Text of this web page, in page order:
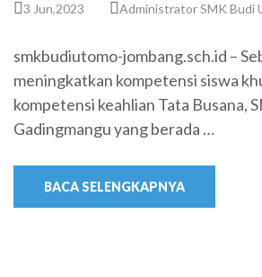
3 Jun,2023 Administrator SMK Budi
smkbudiutomo-jombang.sch.id –
meningkatkan kompetensi siswa
kompetensi keahlian Tata Busana,
Gadingmangu yang berada …
BACA SELENGKAPNYA